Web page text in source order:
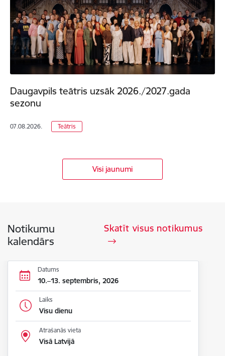
Daugavpils teātris uzsāk 2026./2027.gada
sezonu
07.08.2026. Teātris
Visi jaunumi
Notikumu
kalendārs
Skatīt visus notikumus
Datums
10.–13. septembris, 2026
Laiks
Visu dienu
Atrašanās vieta
Visā Latvijā